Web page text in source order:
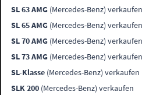
SL 63 AMG (Mercedes-Benz) verkaufen
SL 65 AMG (Mercedes-Benz) verkaufen
SL 70 AMG (Mercedes-Benz) verkaufen
SL 73 AMG (Mercedes-Benz) verkaufen
SL-Klasse (Mercedes-Benz) verkaufen
SLK 200 (Mercedes-Benz) verkaufen